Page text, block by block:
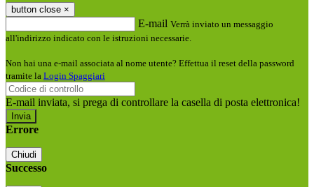
button close ×
E-mail Verrà inviato un messaggio
all'indirizzo indicato con le istruzioni necessarie.
Non hai una e-mail associata al nome utente? Effettua il reset della password
tramite la Login Spaggiari
E-mail inviata, si prega di controllare la casella di posta elettronica!
Errore
Chiudi
Successo